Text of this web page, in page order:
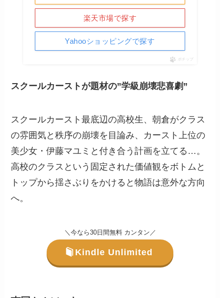
楽天市場で探す
Yahooショッピングで探す
ポチップ
スクールカーストが題材の”学級崩壊悲喜劇”
スクールカースト最底辺の高校生、朝倉がクラス
の雰囲気と秩序の崩壊を目論み、カースト上位の
美少女・伊藤マユミと付き合う計画を立てる…。
高校のクラスという固定された価値観をボトムと
トップから揺さぶりをかけると物語は意外な方向
へ。
＼今なら30日間無料 カンタン／
Kindle Unlimited